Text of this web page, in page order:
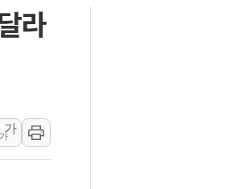
위협정' 체결… 수니파 국가들의 새 안보 협력 구도
밋 클라비온 59㎡ 18억원대
합 마감...석유·가스주 올랐지만 빈그룹이 상쇄
신…한낮 총수요 104.3GW 기록
라
가
가